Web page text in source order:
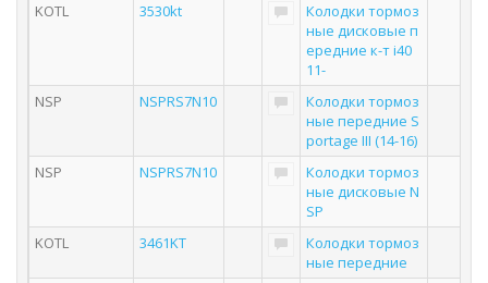
KOTL 3530kt
Колодки тормоз
ные дисковые п
ередние к-т i40
11-
NSP
NSPRS7N10
Колодки тормоз
ные передние S
portage III (14-16)
NSP
NSPRS7N10
Колодки тормоз
ные дисковые N
SP
KOTL
3461KT
Колодки тормоз
ные передние